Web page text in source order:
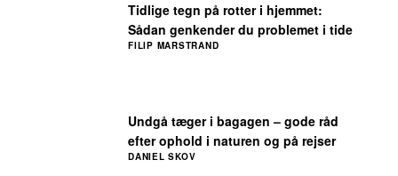
Undgå tæger i bagagen – gode råd
efter ophold i naturen og på rejser
DANIEL SKOV
Tidlige tegn på rotter i hjemmet:
Sådan genkender du problemet i tide
FILIP MARSTRAND